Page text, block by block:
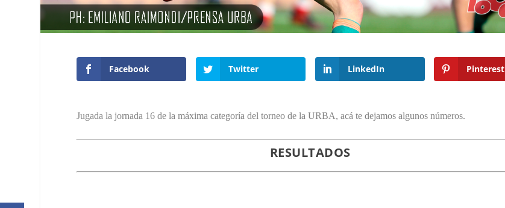
Facebook Twitter LinkedIn Pinterest
Jugada la jornada 16 de la máxima categoría del torneo de la URBA, acá te dejamos algunos números.
RESULTADOS